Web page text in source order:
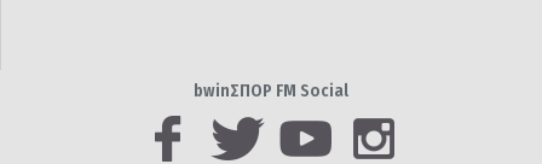
bwinΣΠΟΡ FM Social